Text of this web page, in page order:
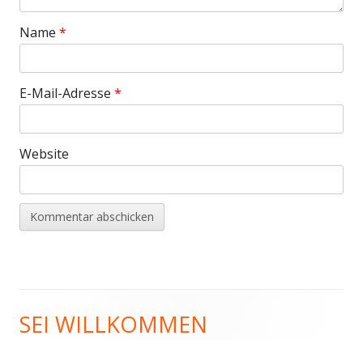
Name *
E-Mail-Adresse *
Website
Haupt-
SEI WILLKOMMEN